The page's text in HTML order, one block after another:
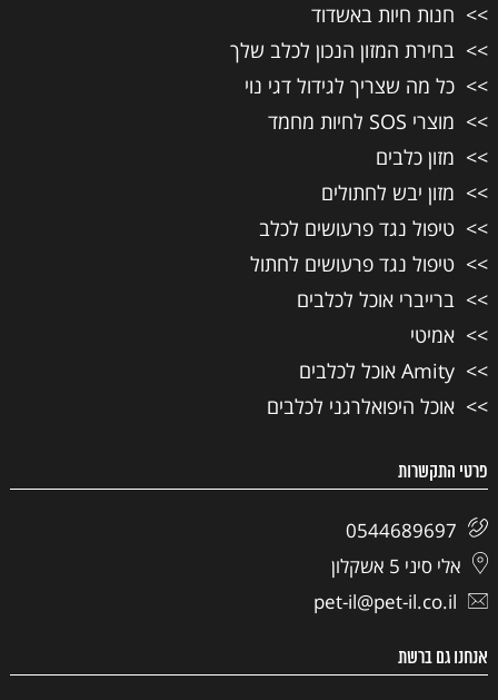
חנות חיות באשדוד
בחירת המזון הנכון לכלב שלך
כל מה שצריך לגידול דגי נוי
מוצרי SOS לחיות מחמד
מזון כלבים
מזון יבש לחתולים
טיפול נגד פרעושים לכלב
טיפול נגד פרעושים לחתול
ברייברי אוכל לכלבים
אמיטי
Amity אוכל לכלבים
אוכל היפואלרגני לכלבים
פרטי התקשרות
0544689697
אלי סיני 5 אשקלון
pet-il@pet-il.co.il
אנחנו גם ברשת